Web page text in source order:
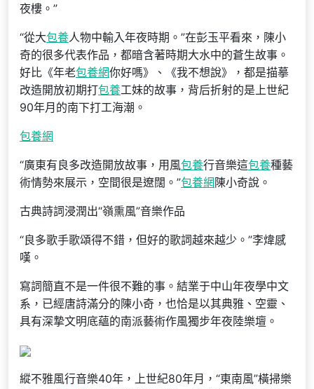
夜樓。”
“從大包養人物中輸入年夜時期。”在彭玉平看來，陳小
奇的很多代表作品，都暗含著時期大水中的蒼生故事。
好比《年老包養網你好嗎》、《我不想說》，都是描摹
改造開放初期打包養工妹的故事，背后折射的是上世紀
90年月的南下打工海潮。
包養網
“廣東有良多改造開放故事，用風包養行音樂這包養種藝
術情勢來展示，空間很是遼闊。”包養網 陳小奇說。
古典詩詞浸潤出“嶺熏風”音樂作品
“良多歌手歌頌得不錯，但好的歌詞越來越少。”李煒感
嘆。
寫詞簡直不是一件很不難的事。結業于中山年夜學中文
系，已經唐詩滿分的陳小奇，也恰是以其典雅、空靈、
具有深摯文明底蘊的南派藝術作風獨步年夜陸樂壇。
縱不雅風行音樂40年，上世紀80年月，“東南風”橫掃樂